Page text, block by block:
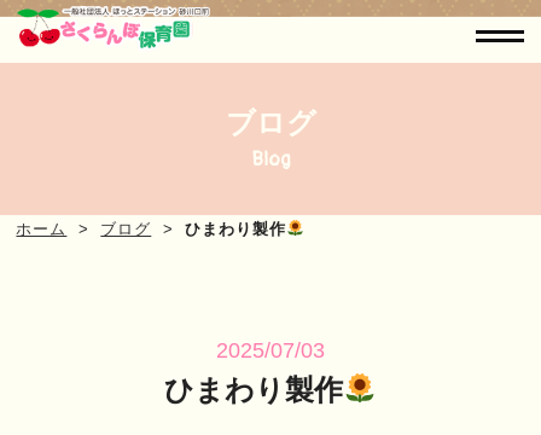
ブログ
Blog
ホーム ブログ ひまわり製作
2025/07/03
ひまわり製作